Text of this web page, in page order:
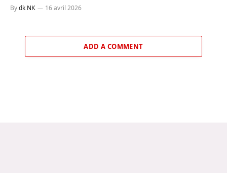
Bydk NK 16 avril 2026
ADD A COMMENT